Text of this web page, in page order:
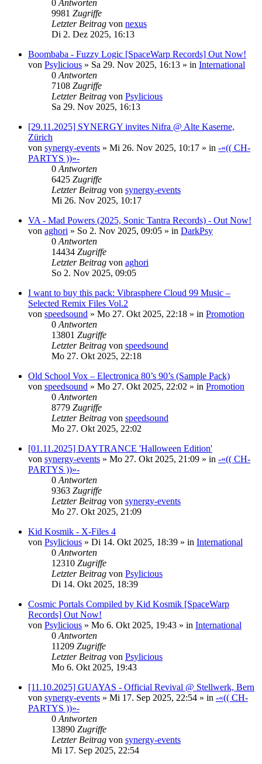
0 Antworten
9981 Zugriffe
Letzter Beitrag von nexus
Di 2. Dez 2025, 16:13
Boombaba - Fuzzy Logic [SpaceWarp Records] Out Now!
von Psylicious » Sa 29. Nov 2025, 16:13 » in International
0 Antworten
7108 Zugriffe
Letzter Beitrag von Psylicious
Sa 29. Nov 2025, 16:13
[29.11.2025] SYNERGY invites Nifra @ Alte Kaserne,
Zürich
von synergy-events » Mi 26. Nov 2025, 10:17 » in -«(( CH-
PARTYS ))»-
0 Antworten
6425 Zugriffe
Letzter Beitrag von synergy-events
Mi 26. Nov 2025, 10:17
VA - Mad Powers (2025, Sonic Tantra Records) - Out Now!
von aghori » So 2. Nov 2025, 09:05 » in DarkPsy
0 Antworten
14434 Zugriffe
Letzter Beitrag von aghori
So 2. Nov 2025, 09:05
I want to buy this pack: Vibrasphere Cloud 99 Music –
Selected Remix Files Vol.2
von speedsound » Mo 27. Okt 2025, 22:18 » in Promotion
0 Antworten
13801 Zugriffe
Letzter Beitrag von speedsound
Mo 27. Okt 2025, 22:18
Old School Vox – Electronica 80’s 90’s (Sample Pack)
von speedsound » Mo 27. Okt 2025, 22:02 » in Promotion
0 Antworten
8779 Zugriffe
Letzter Beitrag von speedsound
Mo 27. Okt 2025, 22:02
[01.11.2025] DAYTRANCE 'Halloween Edition'
von synergy-events » Mo 27. Okt 2025, 21:09 » in -«(( CH-
PARTYS ))»-
0 Antworten
9363 Zugriffe
Letzter Beitrag von synergy-events
Mo 27. Okt 2025, 21:09
Kid Kosmik - X-Files 4
von Psylicious » Di 14. Okt 2025, 18:39 » in International
0 Antworten
12310 Zugriffe
Letzter Beitrag von Psylicious
Di 14. Okt 2025, 18:39
Cosmic Portals Compiled by Kid Kosmik [SpaceWarp
Records] Out Now!
von Psylicious » Mo 6. Okt 2025, 19:43 » in International
0 Antworten
11209 Zugriffe
Letzter Beitrag von Psylicious
Mo 6. Okt 2025, 19:43
[11.10.2025] GUAYAS - Official Revival @ Stellwerk, Bern
von synergy-events » Mi 17. Sep 2025, 22:54 » in -«(( CH-
PARTYS ))»-
0 Antworten
13890 Zugriffe
Letzter Beitrag von synergy-events
Mi 17. Sep 2025, 22:54